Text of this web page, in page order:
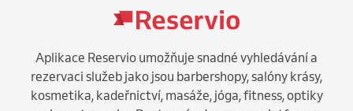
Aplikace Reservio umožňuje snadné vyhledávání a
rezervaci služeb jako jsou barbershopy, salóny krásy,
kosmetika, kadeřnictví, masáže, jóga, fitness, optiky